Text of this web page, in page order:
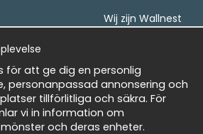
&amp; gratis
Wij zijn Wallnest
för att ge dig en personlig
personanpassad annonsering och
tillförlitliga och säkra. För
vi in information om
och deras enheter.